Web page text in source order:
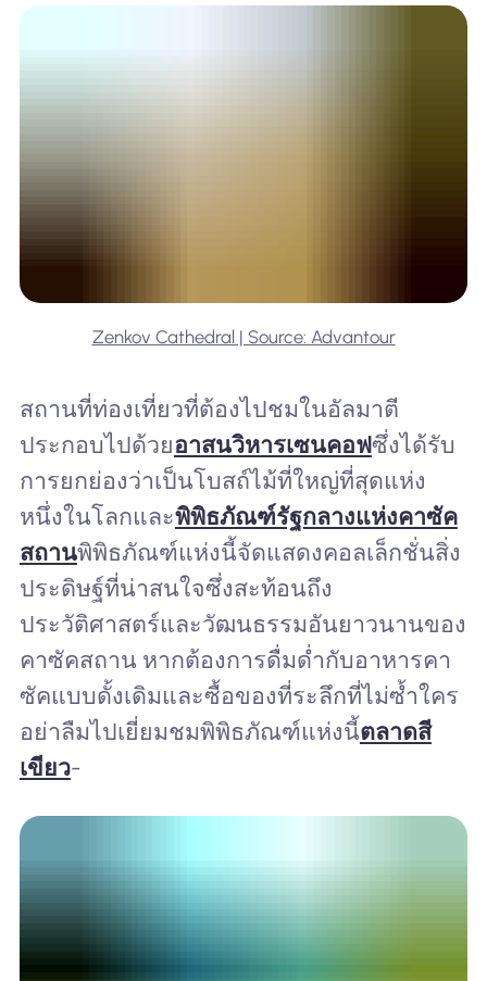
Zenkov Cathedral | Source: Advantour
สถานที่ท่องเที่ยวที่ต้องไปชมในอัลมาตี
ประกอบไปด้วยอาสนวิหารเซนคอฟซึ่งได้รับ
การยกย่องว่าเป็นโบสถ์ไม้ที่ใหญ่ที่สุดแห่ง
หนึ่งในโลกและพิพิธภัณฑ์รัฐกลางแห่งคาซัค
สถานพิพิธภัณฑ์แห่งนี้จัดแสดงคอลเล็กชั่นสิ่ง
ประดิษฐ์ที่น่าสนใจซึ่งสะท้อนถึง
ประวัติศาสตร์และวัฒนธรรมอันยาวนานของ
คาซัคสถาน หากต้องการดื่มด่ำกับอาหารคา
ซัคแบบดั้งเดิมและซื้อของที่ระลึกที่ไม่ซ้ำใคร
อย่าลืมไปเยี่ยมชมพิพิธภัณฑ์แห่งนี้ตลาดสี
เขียว-